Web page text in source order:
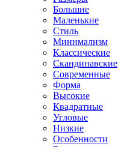
Большие
Маленькие
Стиль
Минимализм
Классические
Скандинавские
Современные
Форма
Высокие
Квадратные
Угловые
Низкие
Особенности